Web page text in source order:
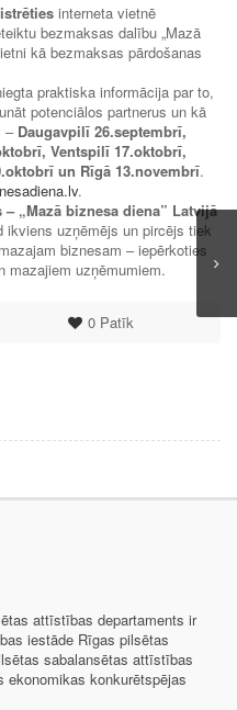
interneta vietnē
bezmaksas dalību „Mazā
kā bezmaksas pārdošanas
praktiska informācija par to,
potenciālos partnerus un kā
– Daugavpilī 26.septembrī,
Ventspilī 17.oktobrī,
un Rīgā 13.novembrī.
.
„Mazā biznesa diena” Latvijā
ikviens uzņēmējs un pircējs tiek
biznesam – iepērkoties
mazajiem uzņēmumiem.
0Patīk
attīstības departaments ir
iestāde Rīgas pilsētas
sabalansētas attīstības
ekonomikas konkurētspējas